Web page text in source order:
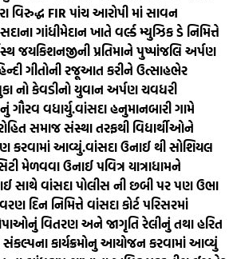
વિરુદ્ધ FIR પાંચ આરોપી માં સાવન
ગાંધીમેદાન ખાતે વર્લ્ડ મ્યુઝિક ડે નિમિત્તે
જયકિશનજીની પ્રતિમાને પુષ્પાંજલિ અર્પણ
ગીતોની રજૂઆત કરીને ઉત્સાહભેર
નો કેવડીનો યુવાન અર્પણ ચવધરી
ગૌરવ વધાર્યુ.વાંસદા હનુમાનબારી ગામે
સમાજ સંસ્થા તરફથી વિદ્યાર્થીઓને
કરવામાં આવ્યું.વાંસદા ઉનાઈ થી સોશિયલ
મેળવવા ઉનાઈ પવિત્ર યાત્રાધામને
સાથે વાંસદા પોલીસ ની છબી પર પણ ઉભા
દિન નિમિત્તે વાંસદા કોર્ટ પરિસરમાં
વિતરણ અને જાગૃતિ રેલીનું તથા હરિત
સંકલ્પના કાર્યક્રમોનુ આયોજન કરવામાં આવ્યું